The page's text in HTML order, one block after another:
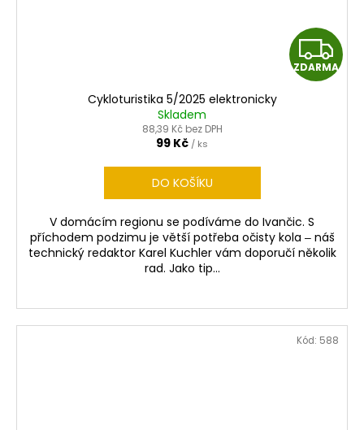
Z
D
ZDARMA
Cykloturistika 5/2025 elektronicky
Skladem
88,39 Kč bez DPH
99 Kč / ks
DO KOŠÍKU
V domácím regionu se podíváme do Ivančic. S
příchodem podzimu je větší potřeba očisty kola ‒ náš
technický redaktor Karel Kuchler vám doporučí několik
rad. Jako tip...
Kód: 588